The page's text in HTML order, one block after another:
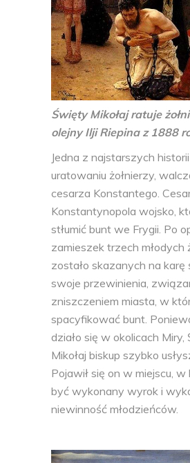
Święty Mikołaj ratuje
olejny Ilji Riepina z 1888
Jedna z najstarszych
uratowaniu żołnierzy,
cesarza Konstantego.
Konstantynopola wojsko,
stłumić bunt we Frygii. Po
zamieszek trzech młodych
zostało skazanych na karę
swoje przewinienia,
zniszczeniem miasta, w
spacyfikować bunt.
działo się w okolicach Miry,
Mikołaj biskup szybko
Pojawił się on w miejscu, w
być wykonany wyrok i
niewinność młodzieńców.